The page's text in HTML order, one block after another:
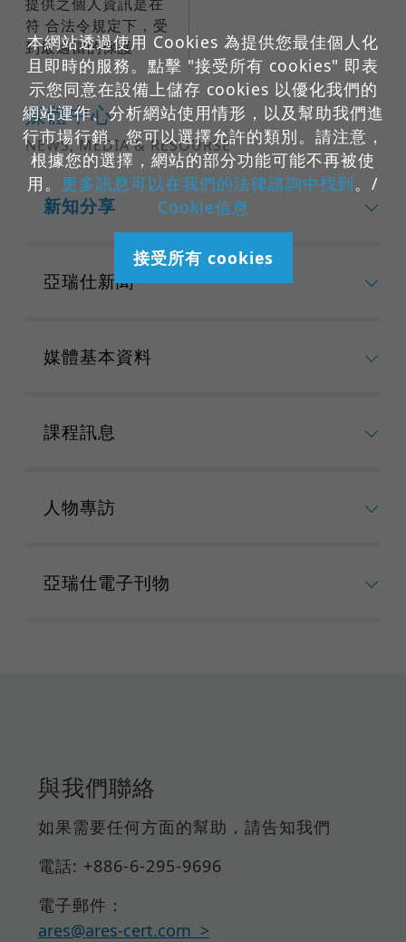
媒體中心
NEWS, MEDIA & RESOURSE
新知分享
亞瑞仕新聞
媒體基本資料
課程訊息
人物專訪
亞瑞仕電子刊物
符 合法令規定下，受
到最適當的保護
與我們聯絡
如果需要任何方面的幫助，請告知我們
電話: +886-6-295-9696
電子郵件：
ares@ares-cert.com
本網站透過使用 Cookies 為提供您最佳個人化
且即時的服務。點擊 "接受所有 cookies" 即表
示您同意在設備上儲存 cookies 以優化我們的
網站運作、分析網站使用情形，以及幫助我們進
行市場行銷。您可以選擇允許的類別。請注意，
根據您的選擇，網站的部分功能可能不再被使
用。 更多訊息可以在我們的法律諮詢中找到。/
Cookie信息
接受所有 cookies